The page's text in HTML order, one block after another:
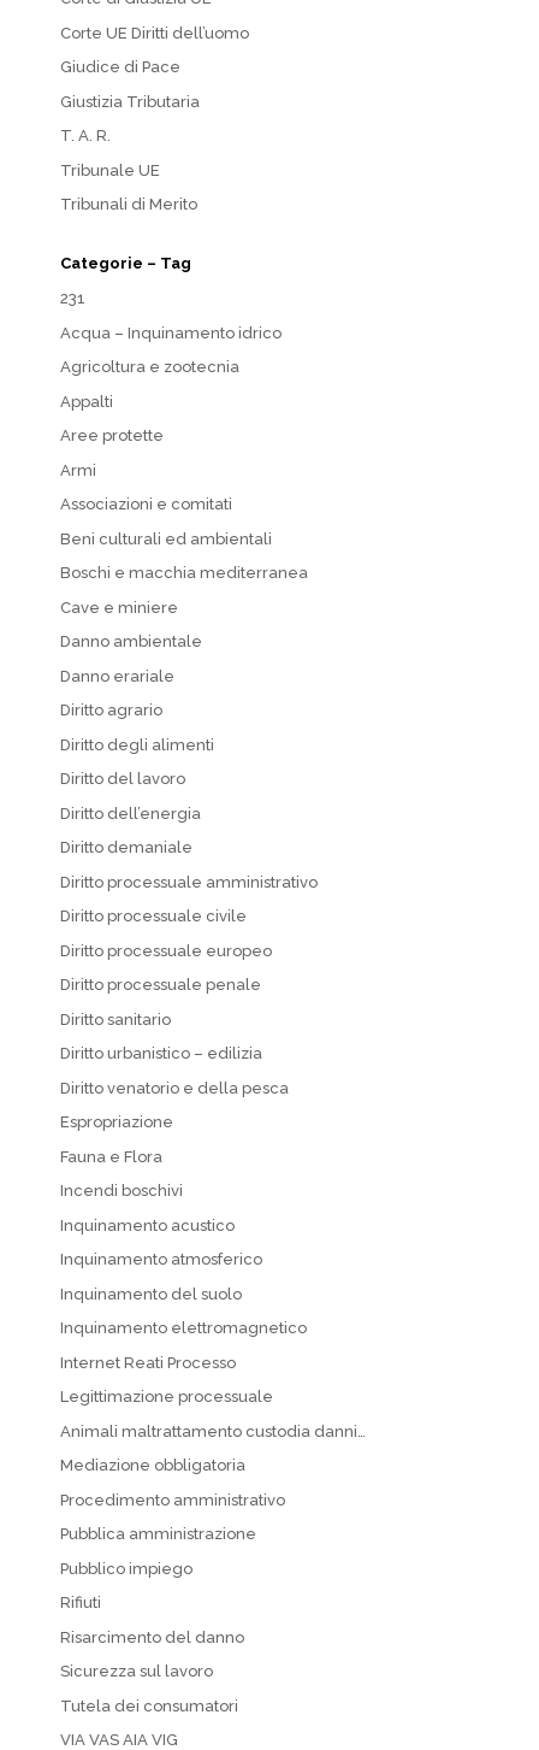
Corte UE Diritti dell’uomo
Giudice di Pace
Giustizia Tributaria
T. A. R.
Tribunale UE
Tribunali di Merito
Categorie – Tag
231
Acqua – Inquinamento idrico
Agricoltura e zootecnia
Appalti
Aree protette
Armi
Associazioni e comitati
Beni culturali ed ambientali
Boschi e macchia mediterranea
Cave e miniere
Danno ambientale
Danno erariale
Diritto agrario
Diritto degli alimenti
Diritto del lavoro
Diritto dell’energia
Diritto demaniale
Diritto processuale amministrativo
Diritto processuale civile
Diritto processuale europeo
Diritto processuale penale
Diritto sanitario
Diritto urbanistico – edilizia
Diritto venatorio e della pesca
Espropriazione
Fauna e Flora
Incendi boschivi
Inquinamento acustico
Inquinamento atmosferico
Inquinamento del suolo
Inquinamento elettromagnetico
Internet Reati Processo
Legittimazione processuale
Animali maltrattamento custodia danni…
Mediazione obbligatoria
Procedimento amministrativo
Pubblica amministrazione
Pubblico impiego
Rifiuti
Risarcimento del danno
Sicurezza sul lavoro
Tutela dei consumatori
VIA VAS AIA VIG